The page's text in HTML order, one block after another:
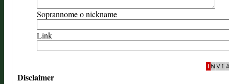
Soprannome o nickname
Link
Disclaimer